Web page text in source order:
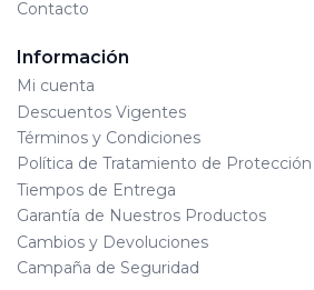
Contacto
Información
Mi cuenta
Descuentos Vigentes
Términos y Condiciones
Política de Tratamiento de
Tiempos de Entrega
Garantía de Nuestros Productos
Cambios y Devoluciones
Campaña de Seguridad